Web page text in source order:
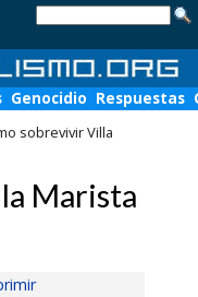
Genocidio Respuestas
sobrevivir Villa
Marista